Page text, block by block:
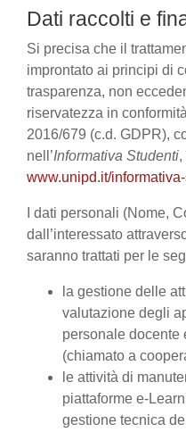
Dati raccolti e
Si precisa che il
improntato ai principi di
trasparenza, non
riservatezza in
2016/679 (c.d. GDPR),
nell’Informativa Studenti,
www.unipd.it/
I dati personali (Nome,
dall’interessato
saranno trattati per le
la gestione delle
valutazione degli
personale docente
(chiamato a
le attività di
piattaforme e-
gestione tecnica